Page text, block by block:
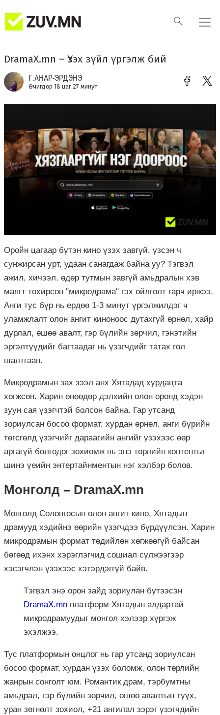
DramaX.mn – Үзэх зүйл үргэлж бий
Г.АНАР-ЭРДЭНЭ
Өчигдөр 18 цаг 27 минут
Оройн цагаар бүтэн кино үзэх завгүй, үзсэн ч
сунжирсан урт, удаан санагдаж байна уу? Тэгвэл
ажил, хичээл, өдөр тутмын завгүй амьдралын хэв
маягт тохирсон "микродрама" гэх ойлголт гарч иржээ.
Анги тус бүр нь ердөө 1-3 минут үргэлжилдэг ч
уламжлалт олон ангит киноноос дутахгүй өрнөл, хайр
дурлал, өшөө авалт, гэр бүлийн зөрчил, гэнэтийн
эргэлтүүдийг багтаадаг нь үзэгчдийг татах гол
шалтгаан.
Микродрамын зах зээл анх Хятадад хурдацта
хөгжсөн. Харин өнөөдөр дэлхийн олон оронд хэдэн
зуун сая үзэгчтэй болсон байна. Гар утсанд
зориулсан босоо формат, хурдан өрнөл, анги бүрийн
төгсгөлд үзэгчийг дараагийн ангийг үзэхээс өөр
аргагүй болгодог зохиомж нь энэ төрлийн контентыг
шинэ үеийн энтертайнментын нэг хэлбэр болов.
Монголд – DramaX.mn
Монголд Солонгосын олон ангит кино, Хятадын
драмууд хэдийнэ өөрийн үзэгчдээ бүрдүүлсэн. Харин
микродрамын формат төдийлөн хөгжөөгүй байсан
бөгөөд ихэнх хэрэглэгчид сошиал сүлжээгээр
хэсэгчлэн үзэхээс хэтэрдэггүй байв.
Тэгвэл энэ орон зайд зориулан бүтээсэн
DramaX.mn платформ Хятадын алдартай
микродрамуудыг монгол хэлээр хүргэж
эхэлжээ.
Тус платформын онцлог нь гар утсанд зориулсан
босоо формат, хурдан үзэх боломж, олон төрлийн
жанрын сонголт юм. Романтик драм, тэрбумтны
амьдрал, гэр бүлийн зөрчил, өшөө авалтын түүх,
уран зөгнөлт зохиол, +21 ангилал зэрэг үзэгчдийн